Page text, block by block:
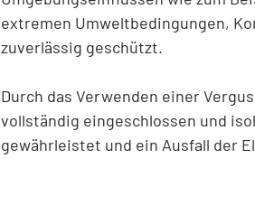
extremen Umweltbedingungen,
zuverlässig geschützt.
Durch das Verwenden einer
vollständig eingeschlossen und
gewährleistet und ein Ausfall der